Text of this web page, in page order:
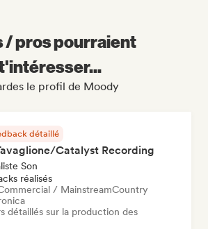
/ pros pourraient
le profil de Moody
détaillé
Catalyst Recording
Son
réalisés
/ MainstreamCountry
détaillés sur la production des